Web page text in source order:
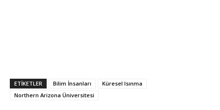
ETIKETLER Bilim İnsanları
Küresel Isınma
Northern Arizona Üniversitesi